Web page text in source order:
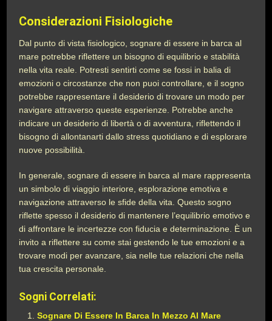
Considerazioni Fisiologiche
Dal punto di vista fisiologico, sognare di essere in barca al
mare potrebbe riflettere un bisogno di equilibrio e stabilità
nella vita reale. Potresti sentirti come se fossi in balia di
emozioni o circostanze che non puoi controllare, e il sogno
potrebbe rappresentare il desiderio di trovare un modo per
navigare attraverso queste esperienze. Potrebbe anche
indicare un desiderio di libertà o di avventura, riflettendo il
bisogno di allontanarti dallo stress quotidiano e di esplorare
nuove possibilità.
In generale, sognare di essere in barca al mare rappresenta
un simbolo di viaggio interiore, esplorazione emotiva e
navigazione attraverso le sfide della vita. Questo sogno
riflette spesso il desiderio di mantenere l’equilibrio emotivo e
di affrontare le incertezze con fiducia e determinazione. È un
invito a riflettere su come stai gestendo le tue emozioni e a
trovare modi per avanzare, sia nelle tue relazioni che nella
tua crescita personale.
Sogni Correlati:
Sognare Di Essere In Barca In Mezzo Al Mare